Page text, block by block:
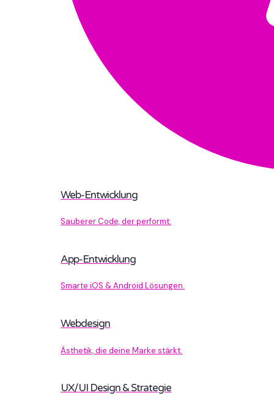
Web-Entwicklung
Sauberer Code, der performt.
App-Entwicklung
Smarte iOS & Android Lösungen.
Webdesign
Ästhetik, die deine Marke stärkt.
UX/UI Design & Strategie